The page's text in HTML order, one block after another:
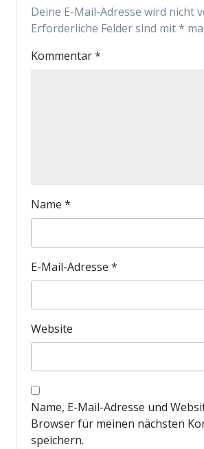
Deine E-Mail-Adresse wird nicht
Erforderliche Felder sind mit*
Kommentar*
Name *
E-Mail-Adresse *
Website
Name, E-Mail-Adresse und
Browser für meinen nächsten
speichern.